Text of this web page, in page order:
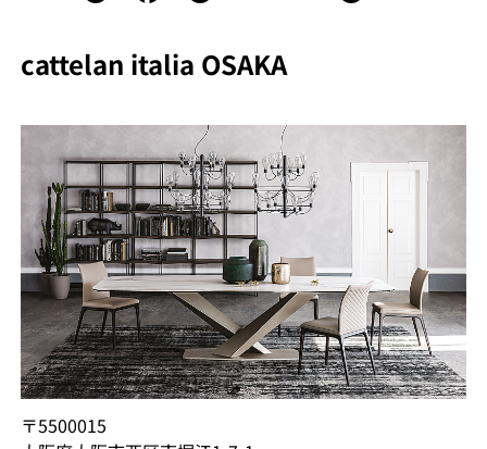
cattelan italia OSAKA
〒5500015